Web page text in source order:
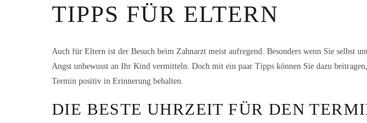
TIPPS FÜR ELTERN
Auch für Eltern ist der Besuch beim Zahnarzt meist aufregend. Besonders wenn Sie selbst
Angst unbewusst an Ihr Kind vermitteln. Doch mit ein paar Tipps können Sie dazu
Termin positiv in Erinnerung behalten.
DIE BESTE UHRZEIT FÜR DEN